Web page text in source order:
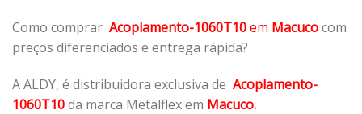
Como comprar Acoplamento-1060T10em Macucocom
preços diferenciados e entrega rápida?
A ALDY, é distribuidora exclusiva de Acoplamento-
1060T10da marca Metalflex em Macuco.